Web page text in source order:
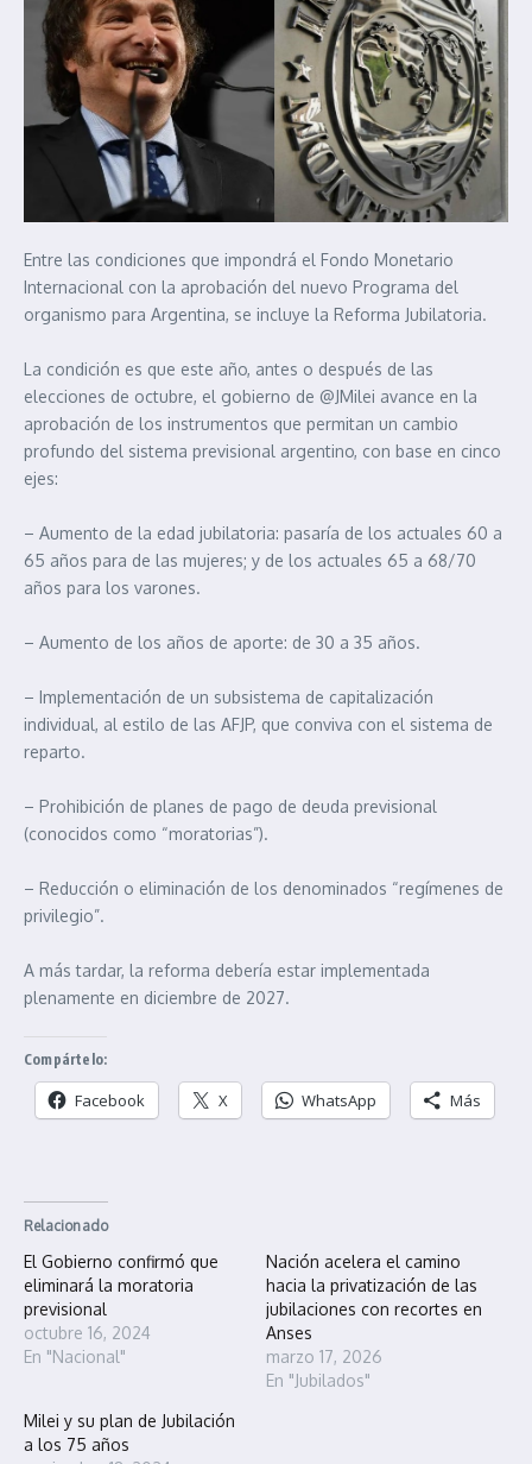
Entre las condiciones que impondrá el Fondo Monetario
Internacional con la aprobación del nuevo Programa del
organismo para Argentina, se incluye la Reforma Jubilatoria.
La condición es que este año, antes o después de las
elecciones de octubre, el gobierno de @JMilei avance en la
aprobación de los instrumentos que permitan un cambio
profundo del sistema previsional argentino, con base en cinco
ejes:
– Aumento de la edad jubilatoria: pasaría de los actuales 60 a
65 años para de las mujeres; y de los actuales 65 a 68/70
años para los varones.
– Aumento de los años de aporte: de 30 a 35 años.
– Implementación de un subsistema de capitalización
individual, al estilo de las AFJP, que conviva con el sistema de
reparto.
– Prohibición de planes de pago de deuda previsional
(conocidos como “moratorias”).
– Reducción o eliminación de los denominados “regímenes de
privilegio”.
A más tardar, la reforma debería estar implementada
plenamente en diciembre de 2027.
Compártelo:
Facebook X WhatsApp Más
Relacionado
El Gobierno confirmó que
eliminará la moratoria
previsional
octubre 16, 2024
En "Nacional"
Nación acelera el camino
hacia la privatización de las
jubilaciones con recortes en
Anses
marzo 17, 2026
En "Jubilados"
Milei y su plan de Jubilación
a los 75 años